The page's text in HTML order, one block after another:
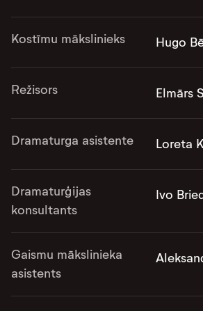
Kostīmu mākslinieks Hugo
Režisors Elmārs
Dramaturga asistente Loreta
Dramaturģijas
konsultants
Ivo
Gaismu mākslinieka
asistents